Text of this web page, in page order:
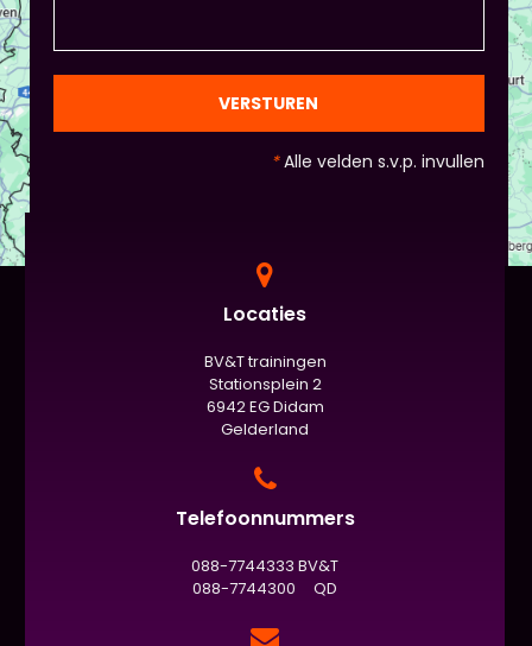
en die van Piet en vervolgens de deelnemers:
gezien de eindpresentaties van 5 minuten de
officiële/vaste werkvorm zijn. Voor beginners is het
nog met spiekbriefje). - Vergeet het
evaluatieformulier niet :)
VERSTUREN
*Alle velden s.v.p. invullen
Locaties
BV&T trainingen
Stationsplein 2
6942 EG Didam
Gelderland
Telefoonnummers
088-7744333 BV&T
088-7744300 QD